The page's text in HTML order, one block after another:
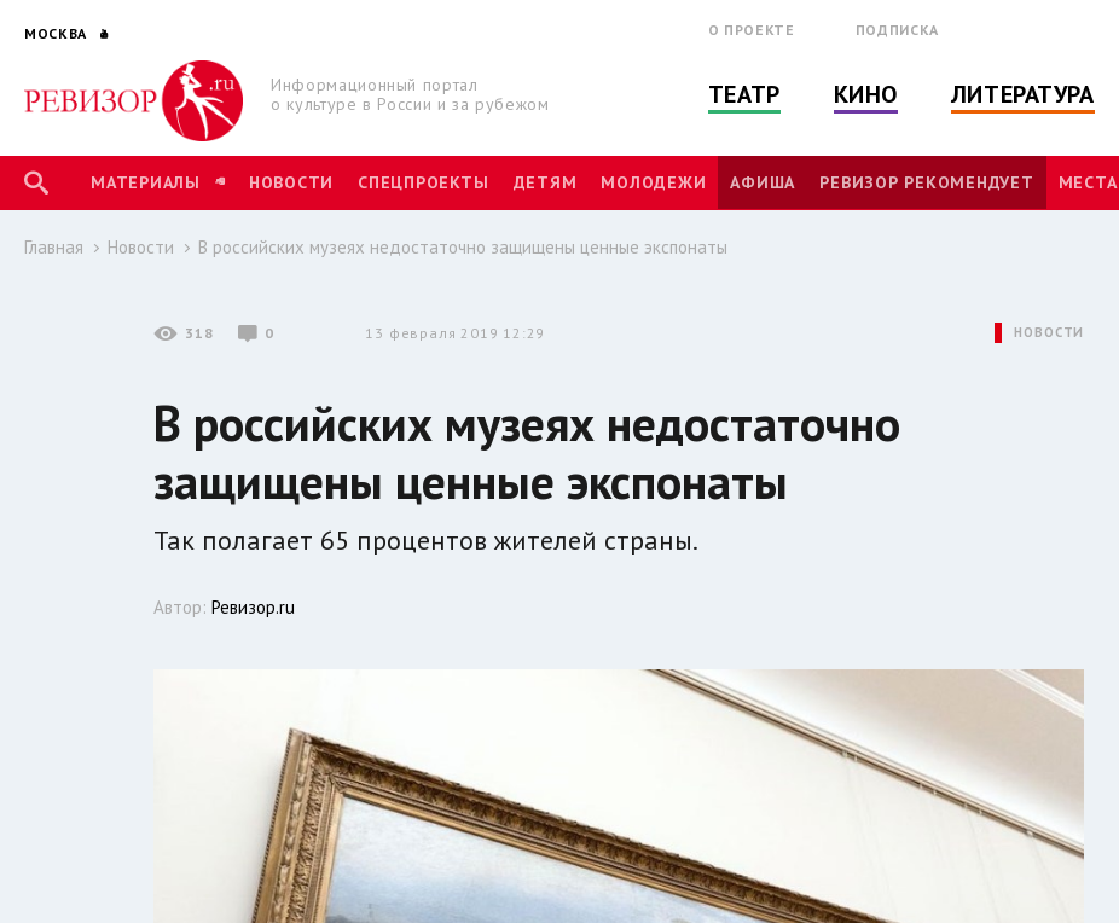
МОСКВА
Информационный портал
о культуре в России и за рубежом
О ПРОЕКТЕ ПОДПИСКА
ТЕАТР КИНО ЛИТЕРАТУРА
МАТЕРИАЛЫ НОВОСТИ СПЕЦПРОЕКТЫ ДЕТЯМ МОЛОДЕЖИ АФИША РЕВИЗОР РЕКОМЕНДУЕТ МЕСТА
Главная Новости В российских музеях недостаточно защищены ценные экспонаты
318 0 13 февраля 2019 12:29 НОВОСТИ
В российских музеях недостаточно
защищены ценные экспонаты
Так полагает 65 процентов жителей страны.
Автор:Ревизор.ru